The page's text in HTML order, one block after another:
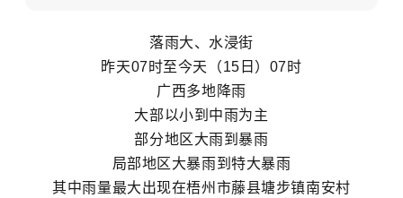
落雨大、水浸街
昨天07时至今天（15日）07时
广西多地降雨
大部以小到中雨为主
部分地区大雨到暴雨
局部地区大暴雨到特大暴雨
其中雨量最大出现在梧州市藤县塘步镇南安村